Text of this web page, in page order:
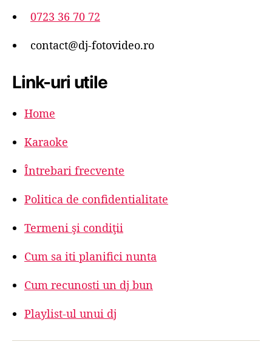
0723 36 70 72
contact@dj-fotovideo.ro
Link-uri utile
Home
Karaoke
Întrebari frecvente
Politica de confidentialitate
Termeni şi condiţii
Cum sa iti planifici nunta
Cum recunosti un dj bun
Playlist-ul unui dj